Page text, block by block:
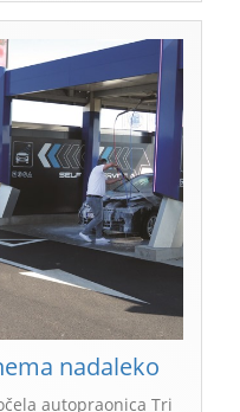
nadaleko
autopraonica Tri